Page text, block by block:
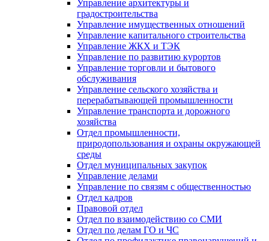
Управление архитектуры и
градостроительства
Управление имущественных отношений
Управление капитального строительства
Управление ЖКХ и ТЭК
Управление по развитию курортов
Управление торговли и бытового
обслуживания
Управление сельского хозяйства и
перерабатывающей промышленности
Управление транспорта и дорожного
хозяйства
Отдел промышленности,
природопользования и охраны окружающей
среды
Отдел муниципальных закупок
Управление делами
Управление по связям с общественностью
Отдел кадров
Правовой отдел
Отдел по взаимодействию со СМИ
Отдел по делам ГО и ЧС